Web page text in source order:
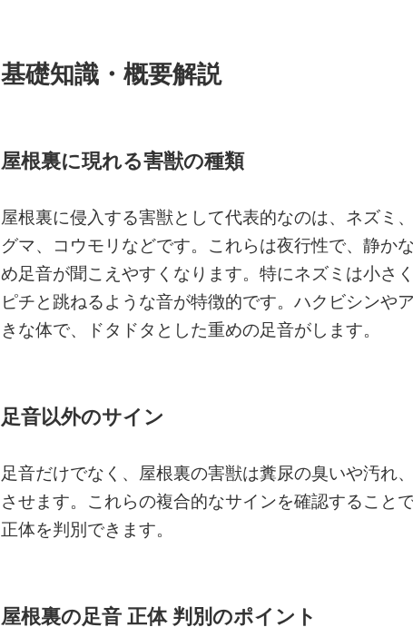
基礎知識・概要解説
屋根裏に現れる害獣の種類
屋根裏に侵入する害獣として代表的なのは、ネズミ
グマ、コウモリなどです。これらは夜行性で、静か
め足音が聞こえやすくなります。特にネズミは小さ
ピチと跳ねるような音が特徴的です。ハクビシンや
きな体で、ドタドタとした重めの足音がします。
足音以外のサイン
足音だけでなく、屋根裏の害獣は糞尿の臭いや汚れ
させます。これらの複合的なサインを確認すること
正体を判別できます。
屋根裏の足音 正体 判別のポイント